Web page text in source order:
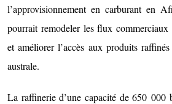
l’approvisionnement en carburant en
pourrait remodeler les flux commerciaux
et améliorer l’accès aux produits
australe.
La raffinerie d’une capacité de 650 000